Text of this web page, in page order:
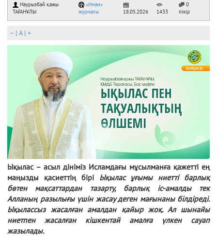
Наурызбай қажы
ТАҒАНҰЛЫ
«Иман»
журналы
18.05.2026 1433
0
пікір
– | A| +
Ықылас – асыл дініміз Исламдағы мұсылманға қажетті ең
маңызды қасиеттің бірі Ықылас ұғымы ниетті барлық
бөтен мақсаттардан тазарту, барлық іс-амалды тек
Алланың разылығы үшін жасау деген мағынаны білдіреді.
Ықылассыз жасалған амалдан қайыр жоқ. Ал шынайы
ниетпен жасалған кішкентай амалға үлкен сауап
жазылады.